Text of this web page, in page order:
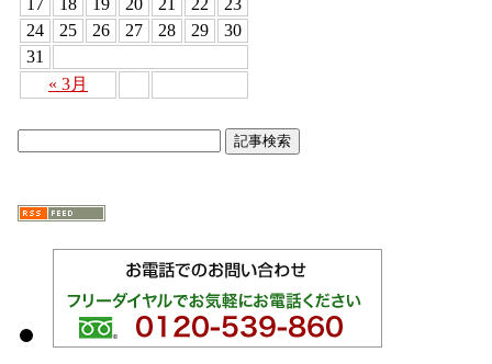
« 3月
24
25 26 27 28 29
30
31